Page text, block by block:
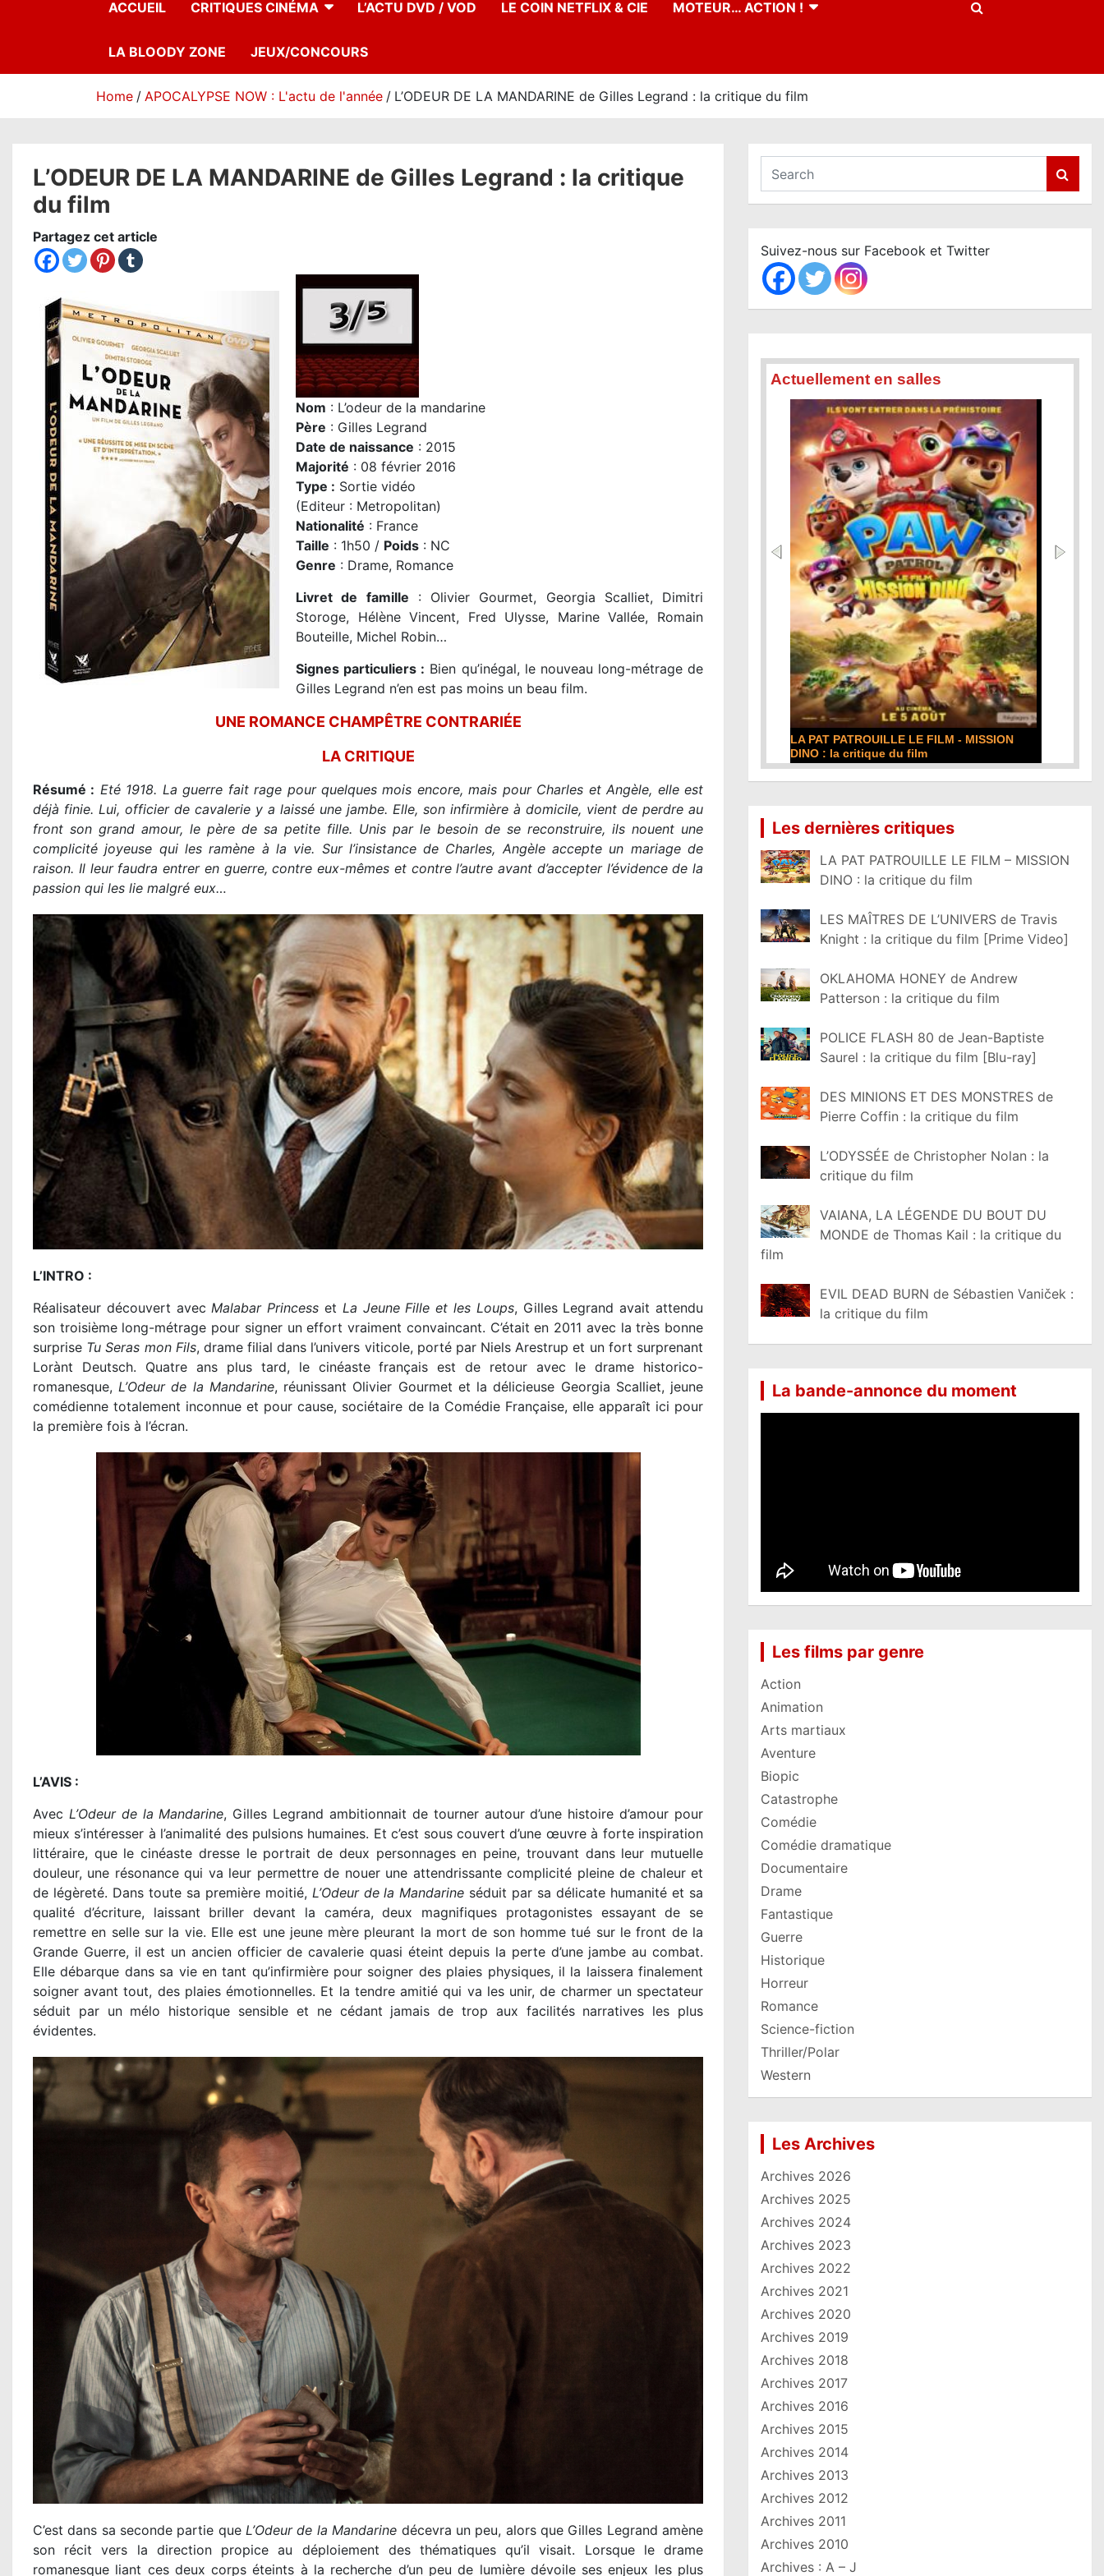
ACCUEIL CRITIQUES CINÉMA L’ACTU DVD / VOD LE COIN NETFLIX & CIE MOTEUR… ACTION !
LA BLOODY ZONE JEUX/CONCOURS
Home APOCALYPSE NOW : L'actu de l'année L’ODEUR DE LA MANDARINE de Gilles Legrand : la critique du film
L’ODEUR DE LA MANDARINE de Gilles Legrand : la critique
du film
Partagez cet article
Nom : L’odeur de la mandarine
Père : Gilles Legrand
Date de naissance : 2015
Majorité : 08 février 2016
Type : Sortie vidéo
(Editeur : Metropolitan)
Nationalité : France
Taille : 1h50 / Poids : NC
Genre : Drame, Romance
Livret de famille : Olivier Gourmet, Georgia Scalliet, Dimitri
Storoge, Hélène Vincent, Fred Ulysse, Marine Vallée, Romain
Bouteille, Michel Robin…
Signes particuliers : Bien qu’inégal, le nouveau long-métrage de
Gilles Legrand n’en est pas moins un beau film.
UNE ROMANCE CHAMPÊTRE CONTRARIÉE
LA CRITIQUE
Résumé : Eté 1918. La guerre fait rage pour quelques mois encore, mais pour Charles et Angèle, elle est
déjà finie. Lui, officier de cavalerie y a laissé une jambe. Elle, son infirmière à domicile, vient de perdre au
front son grand amour, le père de sa petite fille. Unis par le besoin de se reconstruire, ils nouent une
complicité joyeuse qui les ramène à la vie. Sur l’insistance de Charles, Angèle accepte un mariage de
raison. Il leur faudra entrer en guerre, contre eux-mêmes et contre l’autre avant d’accepter l’évidence de la
passion qui les lie malgré eux…
L’INTRO :
Réalisateur découvert avecMalabar Princess et La Jeune Fille et les Loups, Gilles Legrand avait attendu
son troisième long-métrage pour signer un effort vraiment convaincant. C’était en 2011 avec la très bonne
surprise Tu Seras mon Fils, drame filial dans l’univers viticole, porté par Niels Arestrup et un fort surprenant
Lorànt Deutsch. Quatre ans plus tard, le cinéaste français est de retour avec le drame historico-
romanesque,L’Odeur de la Mandarine, réunissant Olivier Gourmet et la délicieuse Georgia Scalliet, jeune
comédienne totalement inconnue et pour cause, sociétaire de la Comédie Française, elle apparaît ici pour
la première fois à l’écran.
L’AVIS :
Avec L’Odeur de la Mandarine, Gilles Legrand ambitionnait de tourner autour d’une histoire d’amour pour
mieux s’intéresser à l’animalité des pulsions humaines. Et c’est sous couvert d’une œuvre à forte inspiration
littéraire, que le cinéaste dresse le portrait de deux personnages en peine, trouvant dans leur mutuelle
douleur, une résonance qui va leur permettre de nouer une attendrissante complicité pleine de chaleur et
de légèreté. Dans toute sa première moitié, L’Odeur de la Mandarine séduit par sa délicate humanité et sa
qualité d’écriture, laissant briller devant la caméra, deux magnifiques protagonistes essayant de se
remettre en selle sur la vie. Elle est une jeune mère pleurant la mort de son homme tué sur le front de la
Grande Guerre, il est un ancien officier de cavalerie quasi éteint depuis la perte d’une jambe au combat.
Elle débarque dans sa vie en tant qu’infirmière pour soigner des plaies physiques, il la laissera finalement
soigner avant tout, des plaies émotionnelles. Et la tendre amitié qui va les unir, de charmer un spectateur
séduit par un mélo historique sensible et ne cédant jamais de trop aux facilités narratives les plus
évidentes.
C’est dans sa seconde partie queL’Odeur de la Mandarine décevra un peu, alors que Gilles Legrand amène
son récit vers la direction propice au déploiement des thématiques qu’il visait. Lorsque le drame
romanesque liant ces deux corps éteints à la recherche d’un peu de lumière dévoile ses enjeux les plus
a
c
h
Suivez-nous sur Facebook et Twitter
Actuellement en salles
DE LA COMÉDIE-FRANÇAISE : la critique du
film
Les dernières critiques
LA PAT PATROUILLE LE FILM – MISSION
DINO : la critique du film
LES MAÎTRES DE L’UNIVERS de Travis
Knight : la critique du film [Prime Video]
OKLAHOMA HONEY de Andrew
Patterson : la critique du film
POLICE FLASH 80 de Jean-Baptiste
Saurel : la critique du film [Blu-ray]
DES MINIONS ET DES MONSTRES de
Pierre Coffin : la critique du film
L’ODYSSÉE de Christopher Nolan : la
critique du film
VAIANA, LA LÉGENDE DU BOUT DU
MONDE de Thomas Kail : la critique du
film
EVIL DEAD BURN de Sébastien Vaniček :
la critique du film
La bande-annonce du moment
Les films par genre
Action
Animation
Arts martiaux
Aventure
Biopic
Catastrophe
Comédie
Comédie dramatique
Documentaire
Drame
Fantastique
Guerre
Historique
Horreur
Romance
Science-fiction
Thriller/Polar
Western
Les Archives
Archives 2026
Archives 2025
Archives 2024
Archives 2023
Archives 2022
Archives 2021
Archives 2020
Archives 2019
Archives 2018
Archives 2017
Archives 2016
Archives 2015
Archives 2014
Archives 2013
Archives 2012
Archives 2011
Archives 2010
Archives : A – J